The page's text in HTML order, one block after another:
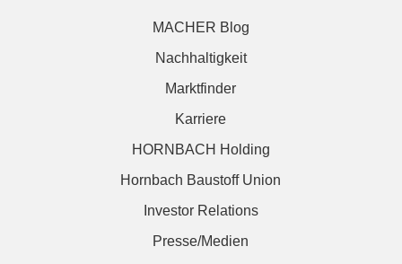
MACHER Blog
Nachhaltigkeit
Marktfinder
Karriere
HORNBACH Holding
Hornbach Baustoff Union
Investor Relations
Presse/Medien